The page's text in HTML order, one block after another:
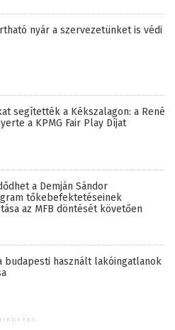
nyár a szervezetünket is védi
segítették a Kékszalagon: a René
a KPMG Fair Play Díjat
a Demján Sándor
tőkebefektetéseinek
az MFB döntését követően
budapesti használt lakóingatlanok